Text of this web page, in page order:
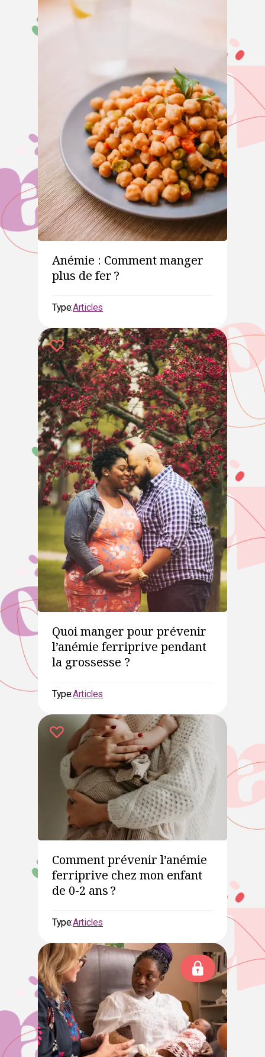
Anémie : Comment manger
plus de fer ?
Type:Articles
Quoi manger pour prévenir
l’anémie ferriprive pendant
la grossesse ?
Type:Articles
Comment prévenir l’anémie
ferriprive chez mon enfant
de 0-2 ans ?
Type:Articles